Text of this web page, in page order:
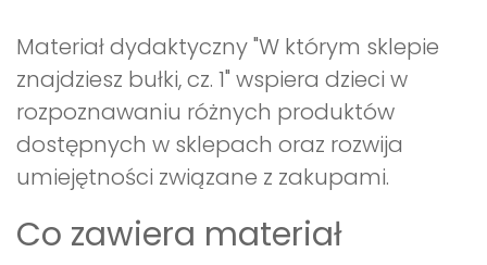
Materiał dydaktyczny "W którym sklepie
znajdziesz bułki, cz. 1" wspiera dzieci w
rozpoznawaniu różnych produktów
dostępnych w sklepach oraz rozwija
umiejętności związane z zakupami.
Co zawiera materiał